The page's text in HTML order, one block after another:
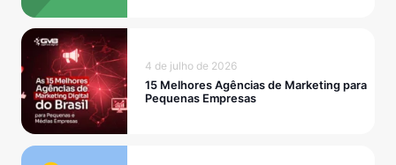
4 de julho de 2026
15 Melhores Agências de Marketing para
Pequenas Empresas